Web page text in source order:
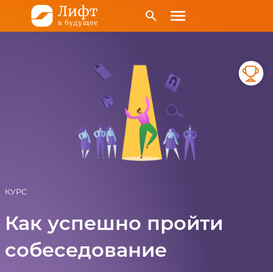
search menu
КУРС
Как успешно пройти
собеседование